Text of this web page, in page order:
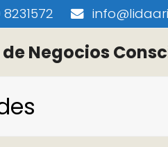
Negocios